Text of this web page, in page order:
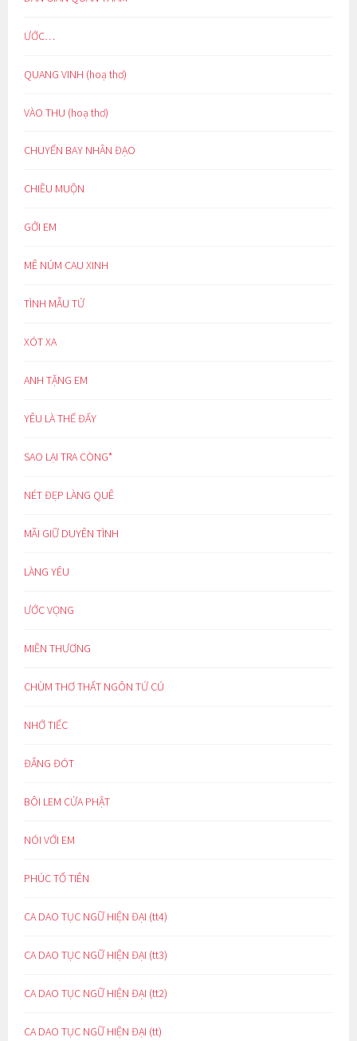
ƯỚC…
QUANG VINH (hoạ thơ)
VÀO THU (hoạ thơ)
CHUYẾN BAY NHÂN ĐẠO
CHIỀU MUỘN
GỞI EM
MÊ NÚM CAU XINH
TÌNH MẪU TỬ
XÓT XA
ANH TẶNG EM
YÊU LÀ THẾ ĐẤY
SAO LẠI TRA CÒNG*
NÉT ĐẸP LÀNG QUÊ
MÃI GIỮ DUYÊN TÌNH
LÀNG YÊU
ƯỚC VỌNG
MIỀN THƯƠNG
CHÙM THƠ THẤT NGÔN TỨ CÚ
NHỚ TIẾC
ĐẮNG ĐÓT
BÔI LEM CỬA PHẬT
NÓI VỚI EM
PHÚC TỔ TIÊN
CA DAO TỤC NGỮ HIỆN ĐẠI (tt4)
CA DAO TỤC NGỮ HIỆN ĐẠI (tt3)
CA DAO TỤC NGỮ HIỆN ĐẠI (tt2)
CA DAO TỤC NGỮ HIỆN ĐẠI (tt)